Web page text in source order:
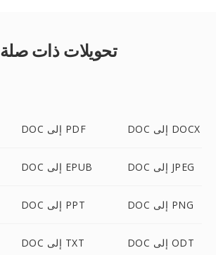
تحويلات ذات صلة
DOC إلى PDF DOC إلى DOCX
DOC إلى EPUB DOC إلى JPEG
DOC إلى PPT DOC إلى PNG
DOC إلى TXT DOC إلى ODT